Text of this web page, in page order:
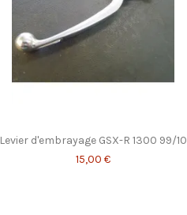
Levier d'embrayage GSX-R 1300 99/10
15,00 €